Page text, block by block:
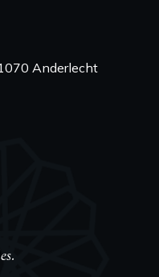
Anderlecht